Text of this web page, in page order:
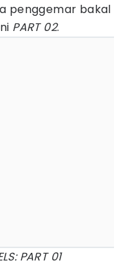
penggemar bakal
PART 02.
PART 01